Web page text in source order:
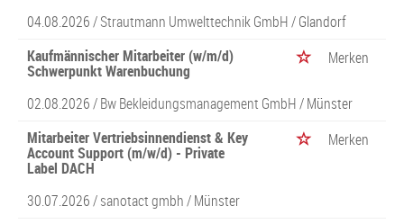
04.08.2026 /Strautmann Umwelttechnik GmbH/ Glandorf
Kaufmännischer Mitarbeiter (w/m/d)
Schwerpunkt Warenbuchung
Merken
02.08.2026 /Bw Bekleidungsmanagement GmbH/ Münster
Mitarbeiter Vertriebsinnendienst & Key
Account Support (m/w/d) - Private
Label DACH
Merken
30.07.2026 /sanotact gmbh/ Münster